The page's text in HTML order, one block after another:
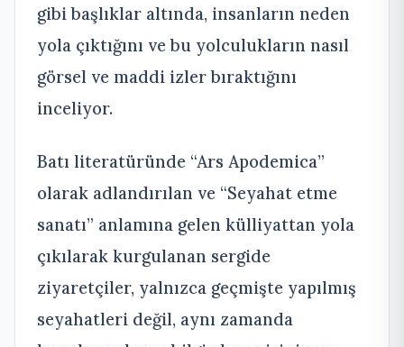
gibi başlıklar altında, insanların neden
yola çıktığını ve bu yolculukların nasıl
görsel ve maddi izler bıraktığını
inceliyor.
Batı literatüründe “Ars Apodemica”
olarak adlandırılan ve “Seyahat etme
sanatı” anlamına gelen külliyattan yola
çıkılarak kurgulanan sergide
ziyaretçiler, yalnızca geçmişte yapılmış
seyahatleri değil, aynı zamanda